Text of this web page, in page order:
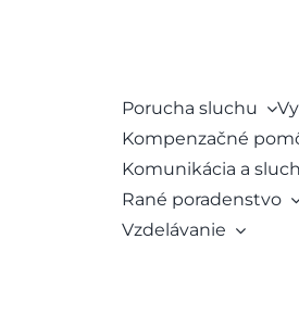
Porucha sluchu
Kompenzačné
Komunikácia a sluch
Rané poradenstvo
Vzdelávanie